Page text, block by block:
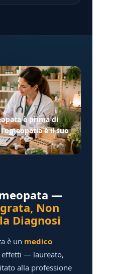
è prima di
è il suo
—
Non
Diagnosi
è un medico
— laureato,
alla professione